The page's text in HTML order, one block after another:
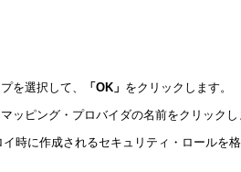
を選択して、 「OK」 をクリックします。
ッピング・プロバイダの名前をクリックし
時に作成されるセキュリティ・ロールを